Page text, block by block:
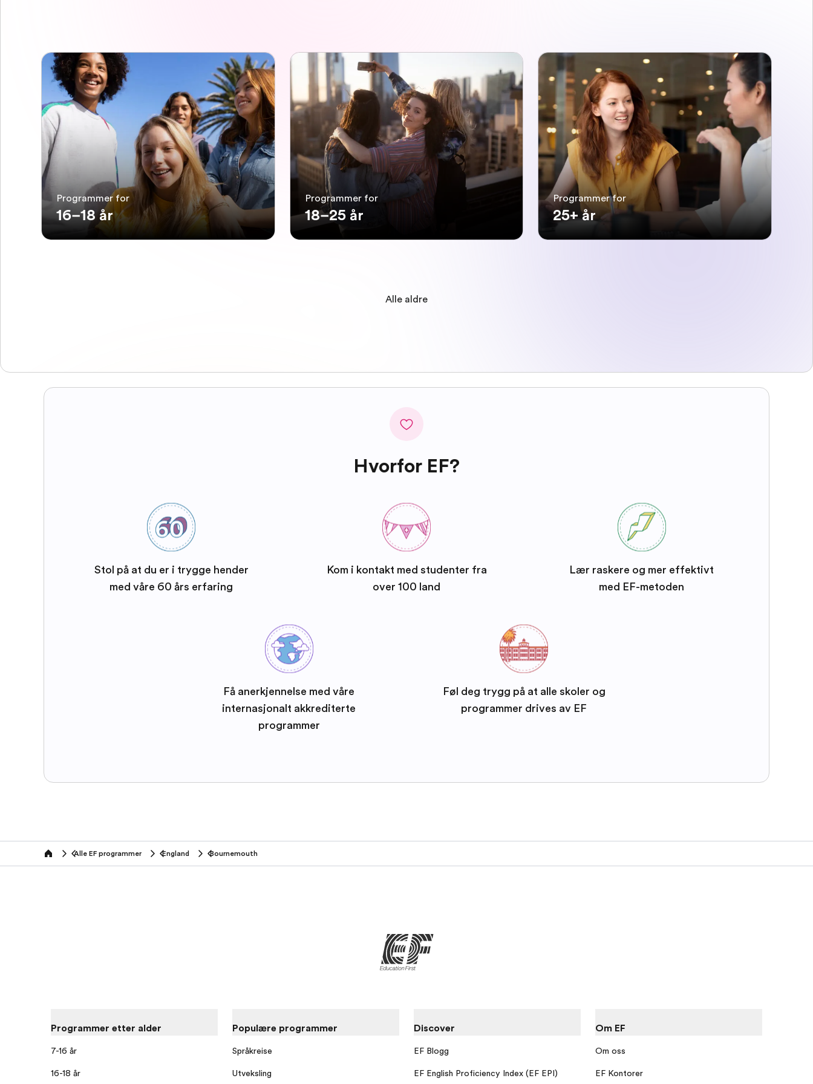
Programmer for
16–18 år
Programmer for
18–25 år
Programmer for
25+ år
Alle aldre
Hvorfor EF?
Stol på at du er i trygge hender
med våre 60 års erfaring
Kom i kontakt med studenter fra
over 100 land
Lær raskere og mer effektivt
med EF-metoden
Få anerkjennelse med våre
internasjonalt akkrediterte
programmer
Føl deg trygg på at alle skoler og
programmer drives av EF
home Alle EF programmer England Bournemouth
Programmer etter alder
7-16 år
16-18 år
Populære programmer
Språkreise
Utveksling
Discover
EF Blogg
EF English Proficiency Index (EF EPI)
Om EF
Om oss
EF Kontorer